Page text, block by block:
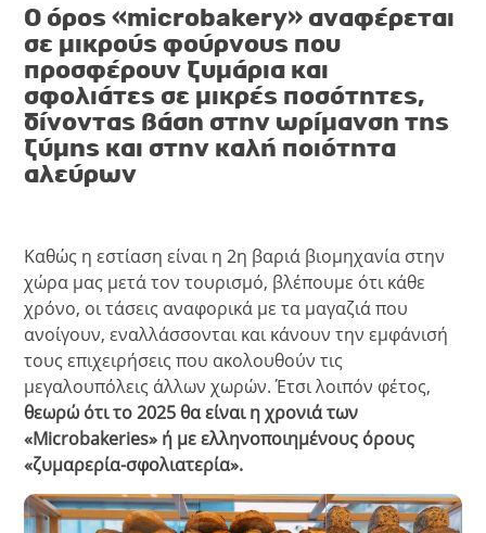
Ο όρος «microbakery» αναφέρεται
σε μικρούς φούρνους που
προσφέρουν ζυμάρια και
σφολιάτες σε μικρές ποσότητες,
δίνοντας βάση στην ωρίμανση της
ζύμης και στην καλή ποιότητα
αλεύρων
Καθώς η εστίαση είναι η 2η βαριά βιομηχανία στην
χώρα μας μετά τον τουρισμό, βλέπουμε ότι κάθε
χρόνο, οι τάσεις αναφορικά με τα μαγαζιά που
ανοίγουν, εναλλάσσονται και κάνουν την εμφάνισή
τους επιχειρήσεις που ακολουθούν τις
μεγαλουπόλεις άλλων χωρών.Έτσι λοιπόν φέτος,
θεωρώ ότι το 2025 θα είναι η χρονιά των
«Microbakeries» ή με ελληνοποιημένους όρους
«ζυμαρερία-σφολιατερία».